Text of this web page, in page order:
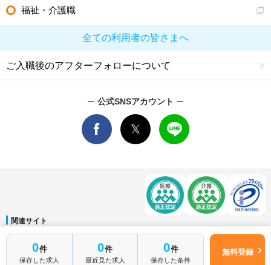
0件
保存した求人
0件
最近見た求人
0件
保存した条件
無料登録
福祉・介護職
全ての利用者の皆さまへ
ご入職後のアフターフォローについて
公式SNSアカウント
無料転職サポートに申し込む
はじめて転職
関連サイト
マイナビDOCTOR│マイナビ看護師│マイナビ薬剤師│マイナビ保育士
運営会社
会社概要│ ご利用規約 個人情報保護方針 サイトマップ│お問い合わせ